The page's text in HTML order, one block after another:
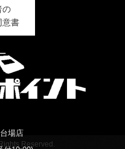
場店
の
意書
Reserved.